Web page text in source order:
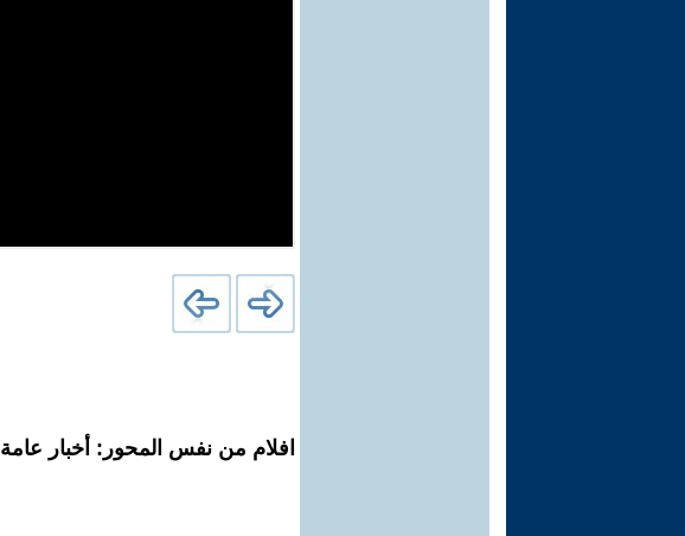
افلام من نفس المحور: أخبار عامة